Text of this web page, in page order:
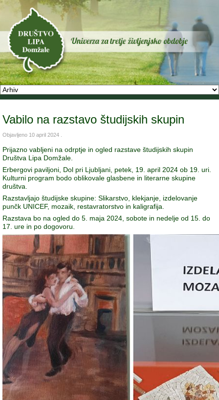
Vabilo na razstavo študijskih skupin
Objavljeno 10 april 2024
Prijazno vabljeni na odrptje in ogled razstave študijskih skupin
Društva Lipa Domžale.
Erbergovi paviljoni, Dol pri Ljubljani, petek, 19. april 2024 ob 19. uri.
Kulturni program bodo oblikovale glasbene in literarne skupine
društva.
Razstavljajo študijske skupine: Slikarstvo, klekjanje, izdelovanje
punčk UNICEF, mozaik, restavratorstvo in kaligrafija.
Razstava bo na ogled do 5. maja 2024, sobote in nedelje od 15. do
17. ure in po dogovoru.